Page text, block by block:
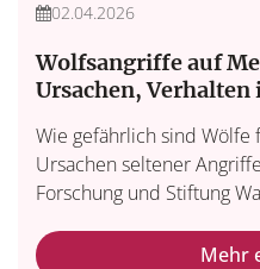
02.04.2026
Wolfsangriffe auf
Ursachen,
Wie gefährlich sind Wölfe
Ursachen seltener
Forschung und Stiftung
Mehr